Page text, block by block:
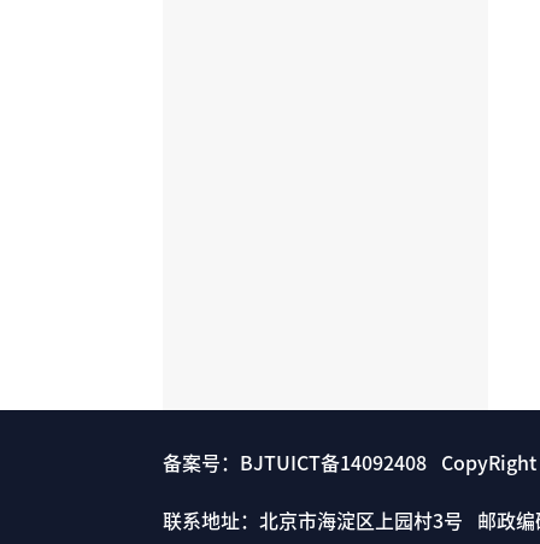
备案号：BJTUICT备14092408
联系地址：北京市海淀区上园村3号 邮政